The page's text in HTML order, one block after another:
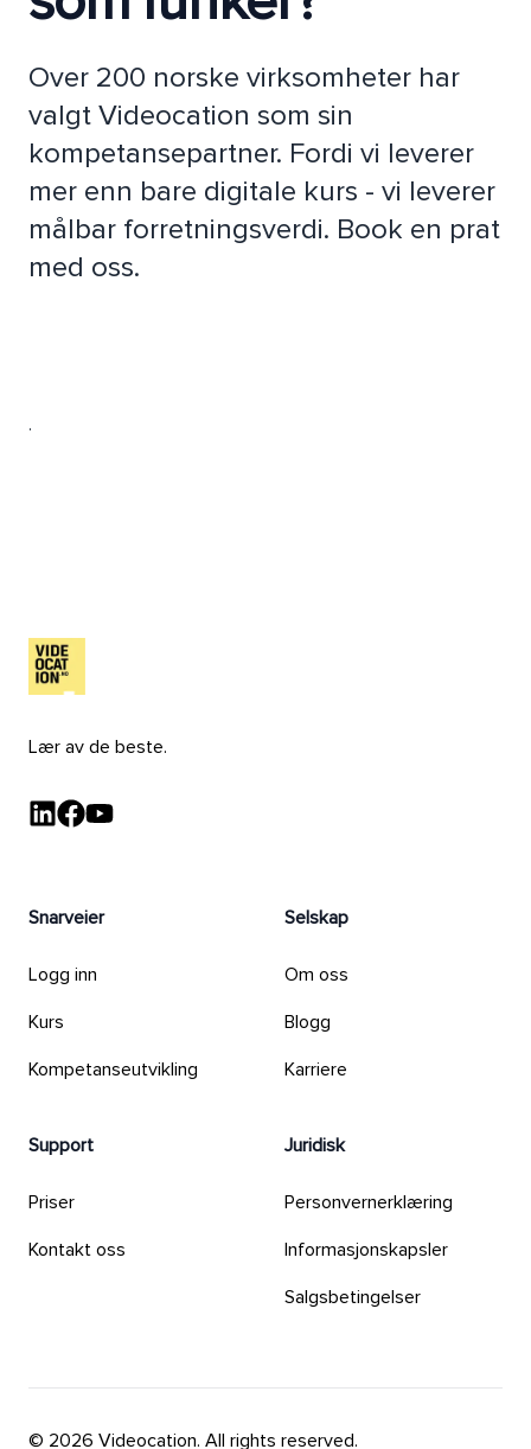
Over 200 norske virksomheter har
valgt Videocation som sin
kompetansepartner. Fordi vi leverer
mer enn bare digitale kurs - vi leverer
målbar forretningsverdi. Book en prat
med oss.
.
Lær av de beste.
LinkedIn - Videocation
Facebook - Videocation
YouTube - Videocation
Snarveier
Logg inn
Kurs
Kompetanseutvikling
Support
Priser
Kontakt oss
Selskap
Om oss
Blogg
Karriere
Juridisk
Personvernerklæring
Informasjonskapsler
Salgsbetingelser
© 2026 Videocation. All rights reserved.